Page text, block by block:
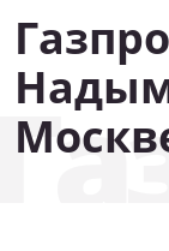
СКИДКА 10%